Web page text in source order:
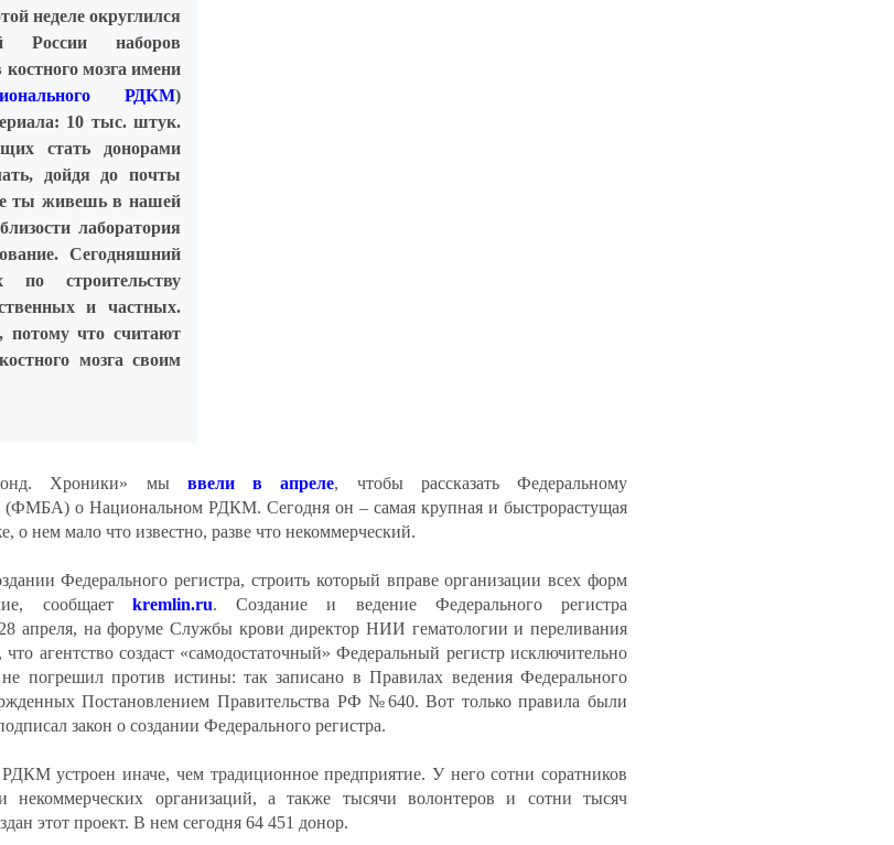
неделе округлился
России наборов
мозга имени
РДКМ)
10 тыс. штук.
стать донорами
дойдя до почты
ты живешь в нашей
лаборатория
Сегодняшний
строительству
и частных.
потому что считают
мозга своим
Хроники» мы ввели в апреле, чтобы рассказать Федеральному
(ФМБА) о Национальном РДКМ. Сегодня он – самая крупная и быстрорастущая
о нем мало что известно, разве что некоммерческий.
Федерального регистра, строить который вправе организации всех форм
сообщает kremlin.ru. Создание и ведение Федерального регистра
на форуме Службы крови директор НИИ гематологии и переливания
агентство создаст «самодостаточный» Федеральный регистр исключительно
погрешил против истины: так записано в Правилах ведения Федерального
Постановлением Правительства РФ №640. Вот только правила были
закон о создании Федерального регистра.
устроен иначе, чем традиционное предприятие. У него сотни соратников
некоммерческих организаций, а также тысячи волонтеров и сотни тысяч
этот проект. В нем сегодня 64 451 донор.